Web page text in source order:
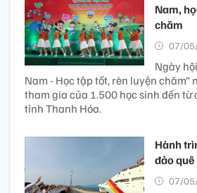
Nam,
chăm
07/
Ngày
Nam - Học tập tốt, rèn luyện chăm”
tham gia của 1.500 học sinh đến từ
tỉnh Thanh Hóa.
Hành
đảo
07/